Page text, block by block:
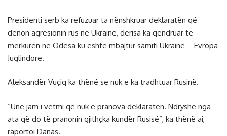
Presidenti serb ka refuzuar ta nënshkruar deklaratën që
dënon agresionin rus në Ukrainë, derisa ka qëndruar të
mërkurën në Odesa ku është mbajtur samiti Ukrainë – Evropa
Juglindore.
Aleksandër Vuçiq ka thënë se nuk e ka tradhtuar Rusinë.
“Unë jam i vetmi që nuk e pranova deklaratën. Ndryshe nga
ata që do të pranonin gjithçka kundër Rusisë”, ka thënë ai,
raportoi Danas.